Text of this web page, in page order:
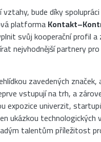
bude díky
platforma
svůj kooperační profil
nejvhodnější partnery
zavedených
vstupují na trh, a
expozice univerzit,
ukázkou
talentům příležitost